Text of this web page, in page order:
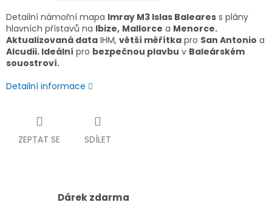
Detailní námořní mapa Imray M3 Islas Baleares s plány
hlavních přístavů na Ibize, Mallorce a Menorce.
Aktualizovaná data IHM, větší měřítka pro San Antonio a
Alcudii. Ideální pro bezpečnou plavbu v Baleárském
souostroví.
Detailní informace
ZEPTAT SE SDÍLET
Dárek zdarma